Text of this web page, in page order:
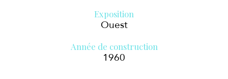
Exposition
Ouest
Année de construction
1960